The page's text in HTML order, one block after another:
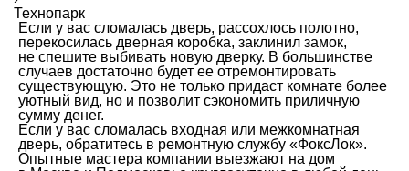
Технопарк
Если у вас сломалась дверь, рассохлось полотно,
перекосилась дверная коробка, заклинил замок,
не спешите выбивать новую дверку. В большинстве
случаев достаточно будет ее отремонтировать
существующую. Это не только придаст комнате более
уютный вид, но и позволит сэкономить приличную
сумму денег.
Если у вас сломалась входная или межкомнатная
дверь, обратитесь в ремонтную службу «ФоксЛок».
Опытные мастера компании выезжают на дом